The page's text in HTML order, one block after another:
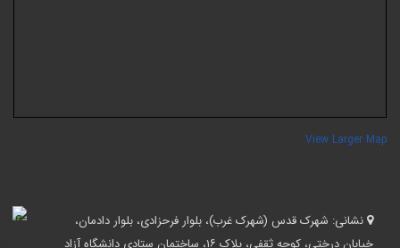
View Larger
نشانی:شهرک قدس (شهرک غرب)، بلوار فرحزادی، بلوار دادمان،
خیابان درختی، کوچه ثقفی، پلاک ۱۶، ساختمان ستادی دانشگاه آزاد